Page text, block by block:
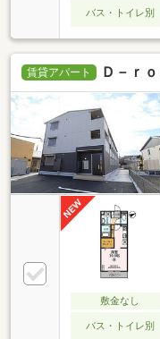
バス・トイレ別
賃貸アパート Ｄ－ｒ
敷金なし
バス・トイレ別